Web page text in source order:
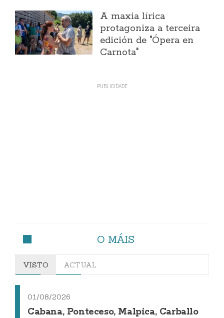
A maxia lírica
protagoniza a terceira
edición de "Ópera en
Carnota"
O MÁIS
VISTO ACTUAL
01/08/2026
Cabana, Ponteceso, Malpica, Carballo